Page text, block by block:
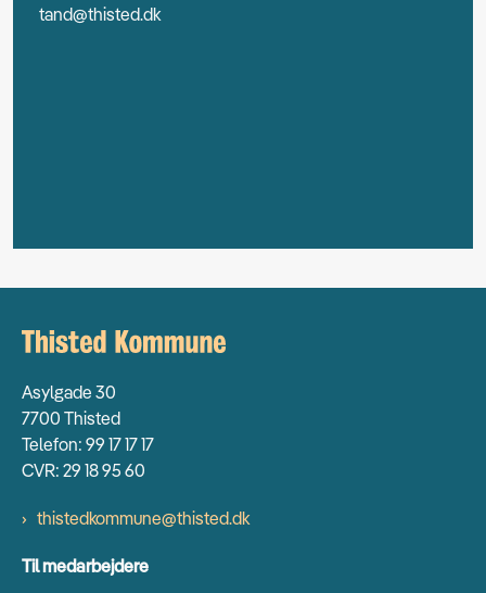
tand@thisted.dk
Asylgade 30
7700 Thisted
Telefon: 99 17 17 17
CVR: 29 18 95 60
thistedkommune@thisted.dk
Til medarbejdere